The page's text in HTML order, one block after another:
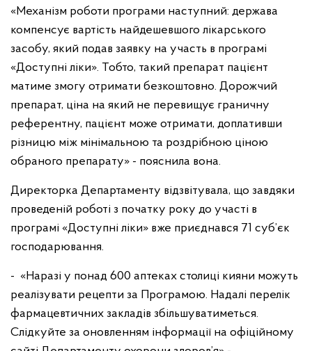
«Механізм роботи програми наступний: держава
компенсує вартість найдешевшого лікарського
засобу, який подав заявку на участь в програмі
«Доступні ліки». Тобто, такий препарат пацієнт
матиме змогу отримати безкоштовно. Дорожчий
препарат, ціна на який не перевищує граничну
референтну, пацієнт може отримати, доплативши
різницю між мінімальною та роздрібною ціною
обраного препарату» - пояснила вона.
Директорка Департаменту відзвітувала, що завдяки
проведеній роботі з початку року до участі в
програмі «Доступні ліки» вже приєднався 71 суб’єк
господарювання.
- «Наразі у понад 600 аптеках столиці кияни можуть
реалізувати рецепти за Програмою. Надалі перелік
фармацевтичних закладів збільшуватиметься.
Слідкуйте за оновленням інформації на офіційному